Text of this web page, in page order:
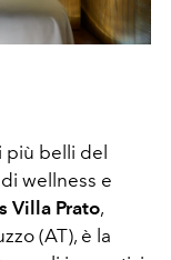
più belli del
wellness e
Villa Prato,
(AT), è la